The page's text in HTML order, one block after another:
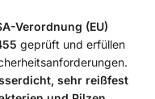
Verordnung (EU)
geprüft und erfüllen
sehr reißfest